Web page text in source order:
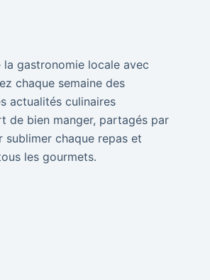
gastronomie locale avec
chaque semaine des
actualités culinaires
de bien manger, partagés par
sublimer chaque repas et
les gourmets.